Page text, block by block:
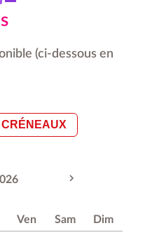
(ci-dessous en
Ven Sam Dim